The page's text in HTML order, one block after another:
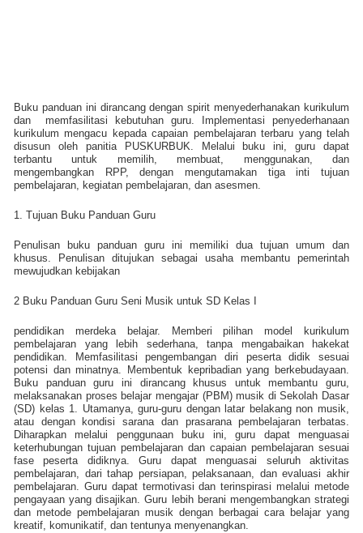
Buku panduan ini dirancang dengan spirit menyederhanakan kurikulum
dan
memfasilitasi kebutuhan guru. Implementasi penyederhanaan
kurikulum mengacu kepada capaian pembelajaran terbaru yang telah
disusun oleh panitia PUSKURBUK. Melalui buku ini, guru dapat
terbantu untuk memilih, membuat, menggunakan, dan
mengembangkan RPP, dengan mengutamakan tiga inti tujuan
pembelajaran, kegiatan pembelajaran, dan asesmen.
1. Tujuan Buku Panduan Guru
Penulisan buku panduan guru ini memiliki dua tujuan umum dan
khusus. Penulisan ditujukan sebagai usaha membantu pemerintah
mewujudkan kebijakan
2 Buku Panduan Guru Seni Musik untuk SD Kelas I
pendidikan merdeka belajar. Memberi pilihan model kurikulum
pembelajaran yang lebih sederhana, tanpa mengabaikan hakekat
pendidikan. Memfasilitasi pengembangan diri peserta didik sesuai
potensi dan minatnya. Membentuk kepribadian yang berkebudayaan.
Buku panduan guru ini dirancang khusus untuk membantu guru,
melaksanakan proses belajar mengajar (PBM) musik di Sekolah Dasar
(SD) kelas 1. Utamanya, guru-guru dengan latar belakang non musik,
atau dengan kondisi sarana dan prasarana pembelajaran terbatas.
Diharapkan melalui penggunaan buku ini, guru dapat menguasai
keterhubungan tujuan pembelajaran dan capaian pembelajaran sesuai
fase peserta didiknya. Guru dapat menguasai seluruh aktivitas
pembelajaran, dari tahap persiapan, pelaksanaan, dan evaluasi akhir
pembelajaran. Guru dapat termotivasi dan terinspirasi melalui metode
pengayaan yang disajikan. Guru lebih berani mengembangkan strategi
dan metode pembelajaran musik dengan berbagai cara belajar yang
kreatif, komunikatif, dan tentunya menyenangkan.